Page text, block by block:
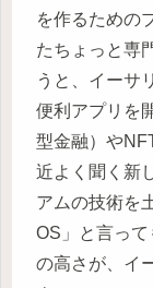
を作るための
たちょっと専
うと、イーサ
便利アプリを
型金融）や
近よく聞く新
アムの技術を
OS」と言っ
の高さが、イ